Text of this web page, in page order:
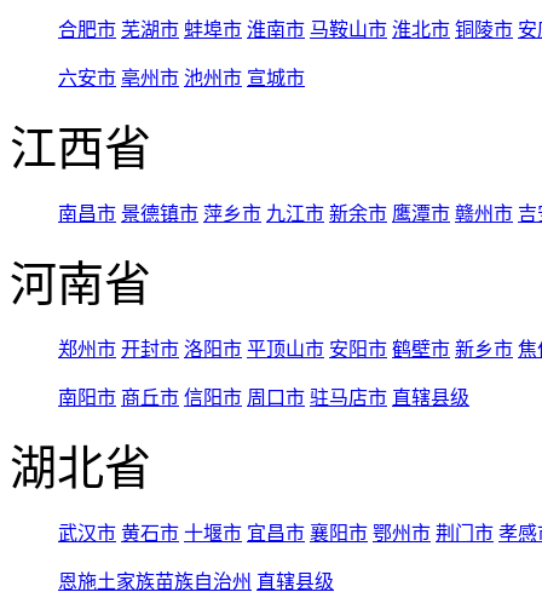
合肥市 芜湖市 蚌埠市 淮南市 马鞍山市 淮北市 铜陵市 安
六安市 亳州市 池州市 宣城市
江西省
南昌市 景德镇市 萍乡市 九江市 新余市 鹰潭市 赣州市 吉
河南省
郑州市 开封市 洛阳市 平顶山市 安阳市 鹤壁市 新乡市 焦
南阳市 商丘市 信阳市 周口市 驻马店市 直辖县级
湖北省
武汉市 黄石市 十堰市 宜昌市 襄阳市 鄂州市 荆门市 孝感
恩施土家族苗族自治州 直辖县级